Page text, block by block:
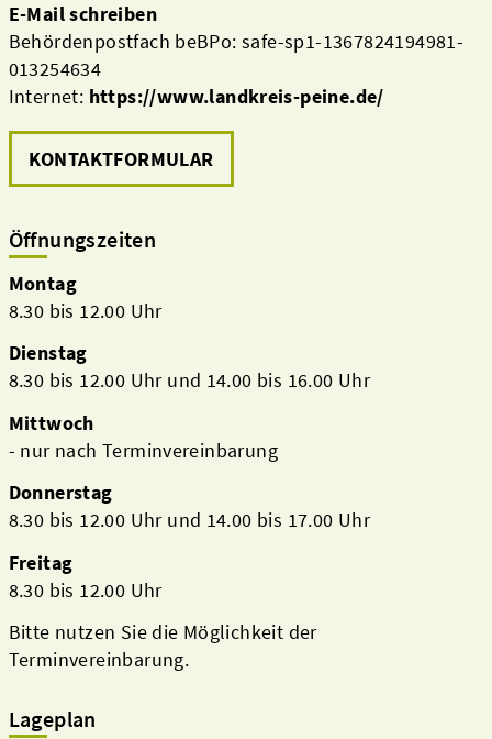
E-Mail schreiben
Behördenpostfach beBPo: safe-sp1-1367824194981-
013254634
Internet: https://www.landkreis-peine.de/
KONTAKTFORMULAR
Öffnungszeiten
Montag
8.30 bis 12.00 Uhr
Dienstag
8.30 bis 12.00 Uhr und 14.00 bis 16.00 Uhr
Mittwoch
- nur nach Terminvereinbarung
Donnerstag
8.30 bis 12.00 Uhr und 14.00 bis 17.00 Uhr
Freitag
8.30 bis 12.00 Uhr
Bitte nutzen Sie die Möglichkeit der
Terminvereinbarung.
Lageplan